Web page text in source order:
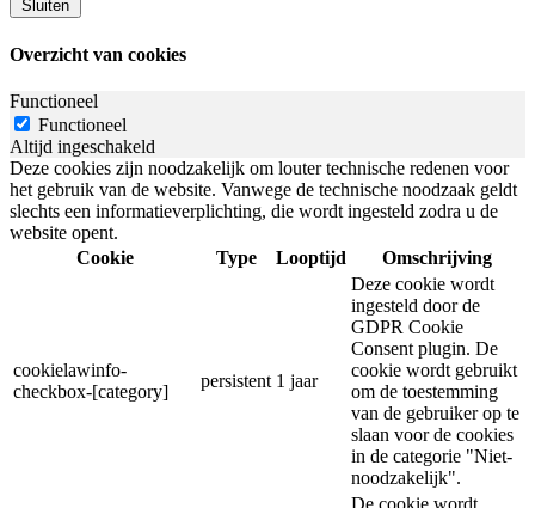
Sluiten
Overzicht van cookies
Functioneel
Functioneel
Altijd ingeschakeld
Deze cookies zijn noodzakelijk om louter technische redenen voor
het gebruik van de website. Vanwege de technische noodzaak geldt
slechts een informatieverplichting, die wordt ingesteld zodra u de
website opent.
Cookie
Type Looptijd Omschrijving
cookielawinfo-
checkbox-[category]
persistent 1 jaar
Deze cookie wordt
ingesteld door de
GDPR Cookie
Consent plugin. De
cookie wordt gebruikt
om de toestemming
van de gebruiker op te
slaan voor de cookies
in de categorie "Niet-
noodzakelijk".
De cookie wordt